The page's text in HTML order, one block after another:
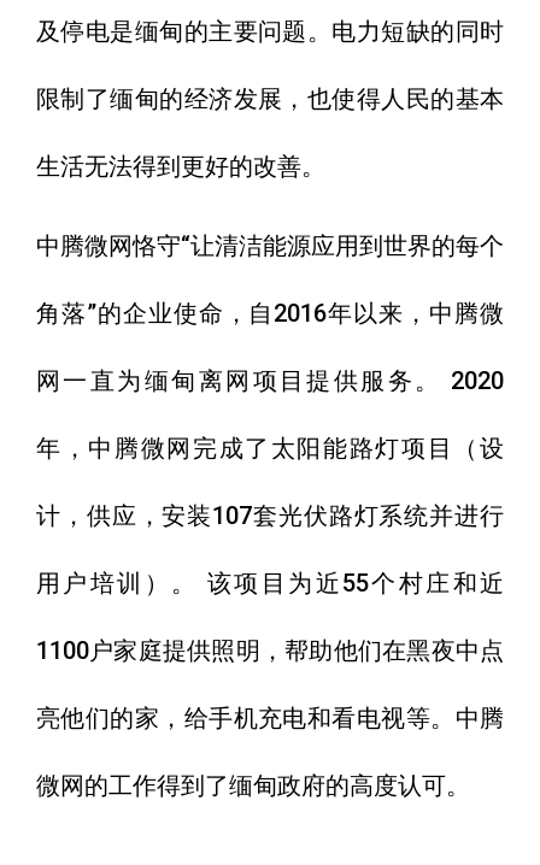
及停电是缅甸的主要问题。电力短缺的同时
限制了缅甸的经济发展，也使得人民的基本
生活无法得到更好的改善。
中腾微网恪守“让清洁能源应用到世界的每个
角落”的企业使命，自2016年以来，中腾微
网一直为缅甸离网项目提供服务。 2020
年，中腾微网完成了太阳能路灯项目（设
计，供应，安装107套光伏路灯系统并进行
用户培训）。 该项目为近55个村庄和近
1100户家庭提供照明，帮助他们在黑夜中点
亮他们的家，给手机充电和看电视等。中腾
微网的工作得到了缅甸政府的高度认可。